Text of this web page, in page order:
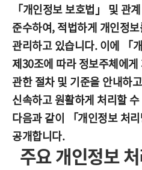
「개인정보 보호법」 및 관
준수하여, 적법하게 개인정
관리하고 있습니다. 이에 「
제30조에 따라 정보주체에
관한 절차 및 기준을 안내하
신속하고 원활하게 처리할
다음과 같이 「개인정보 처
공개합니다.
주요 개인정보